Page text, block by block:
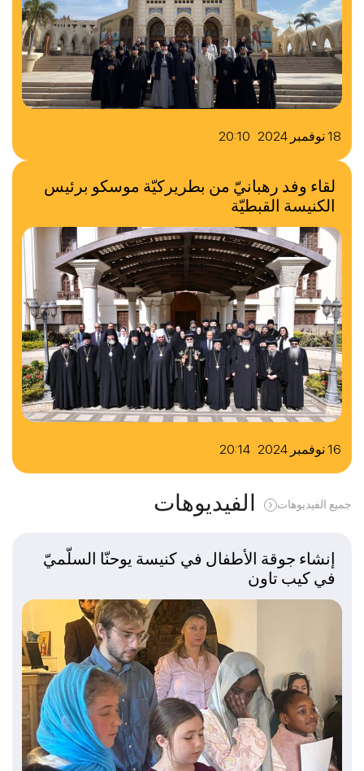
18 نوفمبر 2024 20:10
16 نوفمبر 2024 20:14
لقاء وفد رهبانيّ من بطريركيّة موسكو برئيس
الكنيسة القبطيّة
الفيديوهات جميع الفيديوهات
إنشاء جوقة الأطفال في كنيسة يوحنّا السلّميّ
في كيب تاون